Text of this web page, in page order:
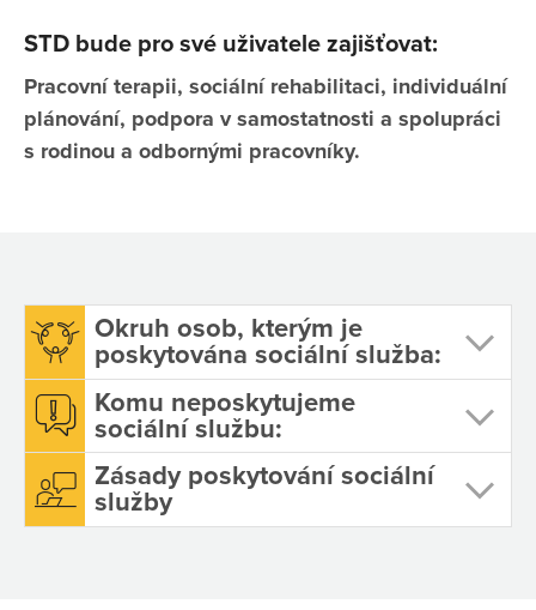
STD bude pro své uživatele zajišťovat:
Pracovní terapii, sociální rehabilitaci, individuální
plánování, podpora v samostatnosti a spolupráci
s rodinou a odbornými pracovníky.
Okruh osob, kterým je
poskytována sociální služba:
Komu neposkytujeme
sociální službu:
Zásady poskytování sociální
služby